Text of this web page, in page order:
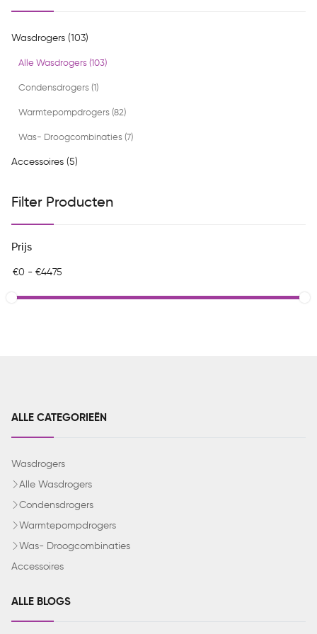
Wasdrogers (103)
Alle Wasdrogers (103)
Condensdrogers (1)
Warmtepompdrogers (82)
Was- Droogcombinaties (7)
Accessoires (5)
Filter Producten
Prijs
ALLE CATEGORIEËN
Wasdrogers
Alle Wasdrogers
Condensdrogers
Warmtepompdrogers
Was- Droogcombinaties
Accessoires
ALLE BLOGS